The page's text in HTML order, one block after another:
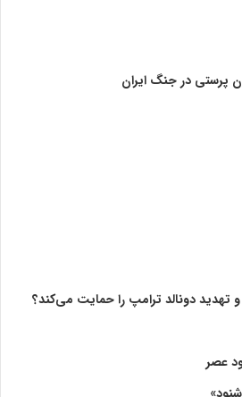
در جنگ ایران
تهدید دونالد ترامپ را حمایت می‌کند؟
عصر